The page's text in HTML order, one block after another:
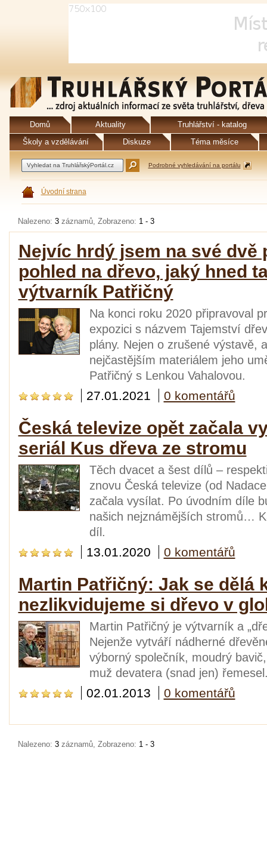
Domů Aktuality
Truhlářství - katalog
Školy a vzdělávání
Diskuze Téma měsíce
Podrobné vyhledávání na portálu
Úvodní strana
Nalezeno: 3 záznamů, Zobrazeno: 1 - 3
Nejvíc hrdý jsem na své dvě
pohled na dřevo, jaký hned
výtvarník Patřičný
Na konci roku 2020 připravoval
expozici s názvem Tajemství
plány. Nejen o zrušené výstavě,
nejčastějším materiálem jeho
Patřičný s Lenkou Vahalovou.
27.01.2021
0 komentářů
Česká televize opět začala
seriál Kus dřeva ze stromu
Těch dvacet a šest dílů –
znovu Česká televize (od
začala vysílat. Po úvodním díle
našich nejznámějších stromů…
díl.
13.01.2020
0 komentářů
Martin Patřičný: Jak se dělá
nezlikvidujeme si dřevo v
Martin Patřičný je výtvarník a
Nejenže vytváří nádherné
výborný společník, moudrý
muž devatera (snad jen)
02.01.2013
0 komentářů
Nalezeno: 3 záznamů, Zobrazeno: 1 - 3